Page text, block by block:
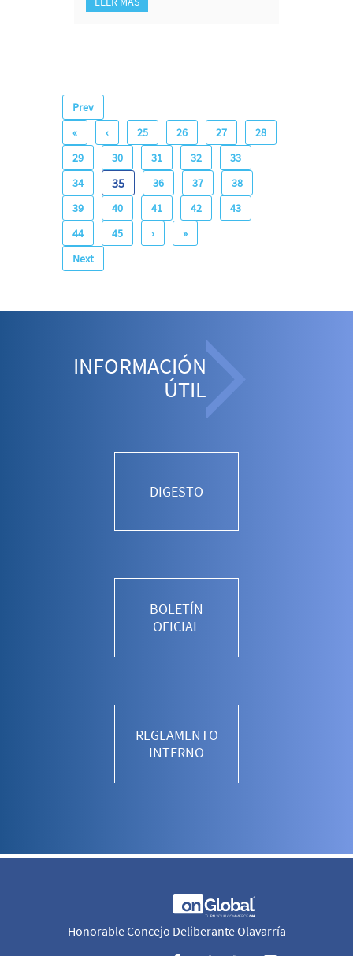
Prev
«
‹ 25 26 27
28
29
30 31 32
33
34
35 36 37
38
39
40 41 42
43
44
45 ›
»
Next
INFORMACIÓN
ÚTIL
DIGESTO
BOLETÍN
OFICIAL
REGLAMENTO
INTERNO
Honorable Concejo Deliberante Olavarría